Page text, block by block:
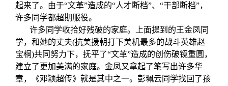
起来了。由于“文革”造成的“人才断档”、“干部断档”，
许多同学都超期服役。
许多同学收拾好残破的家庭。上面提到的王金凤同
学，和她的丈夫(抗美援朝打下美机最多的战斗英雄赵
宝桐)共同努力下，抚平了“文革”造成的创伤破镜重圆，
建立了更加美满的家庭。金凤又拿起了笔写出许多华
章，《邓颖超传》就是其中之一。彭珮云同学找回了孩